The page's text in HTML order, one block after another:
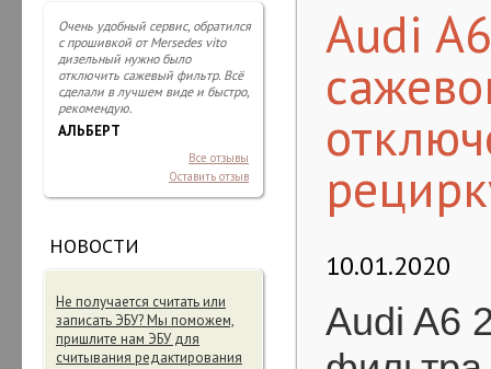
Audi
10.01.2020
Audi A6
Очень удобный сервис, обратился
с прошивкой от Mersedes vito
дизельный нужно было
отключить сажевый фильтр. Всё
сделали в лучшем виде и быстро,
рекомендую.
АЛЬБЕРТ
Все отзывы
Оставить отзыв
НОВОСТИ
Не получается считать или
записать ЭБУ? Мы поможем,
пришлите нам ЭБУ для
считывания редактирования